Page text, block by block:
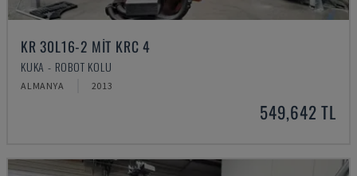
KR 30L16-2 MIT KRC 4
KUKA - ROBOT KOLU
ALMANYA 2013
549,642 TL